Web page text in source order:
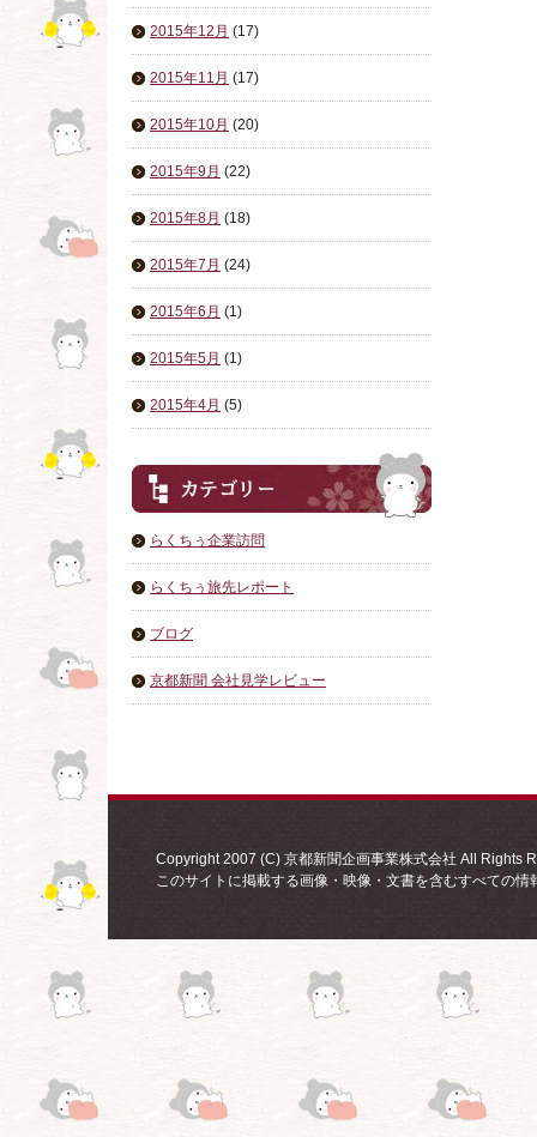
2015年12月 (17)
2015年11月 (17)
2015年10月 (20)
2015年9月 (22)
2015年8月 (18)
2015年7月 (24)
2015年6月 (1)
2015年5月 (1)
2015年4月 (5)
らくちぅ企業訪問
らくちぅ旅先レポート
ブログ
京都新聞 会社見学レビュー
Copyright 2007 (C) 京都新聞企画事業株式会社 All Rights
このサイトに掲載する画像・映像・文書を含むすべての